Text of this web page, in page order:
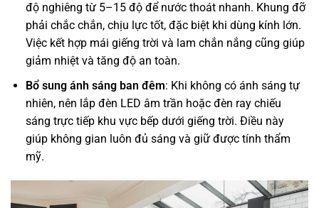
độ nghiêng từ 5–15 độ để nước thoát nhanh. Khung đỡ
phải chắc chắn, chịu lực tốt, đặc biệt khi dùng kính lớn.
Việc kết hợp mái giếng trời và lam chắn nắng cũng giúp
giảm nhiệt và tăng độ an toàn.
Bổ sung ánh sáng ban đêm: Khi không có ánh sáng tự
nhiên, nên lắp đèn LED âm trần hoặc đèn ray chiếu
sáng trực tiếp khu vực bếp dưới giếng trời. Điều này
giúp không gian luôn đủ sáng và giữ được tính thẩm
mỹ.